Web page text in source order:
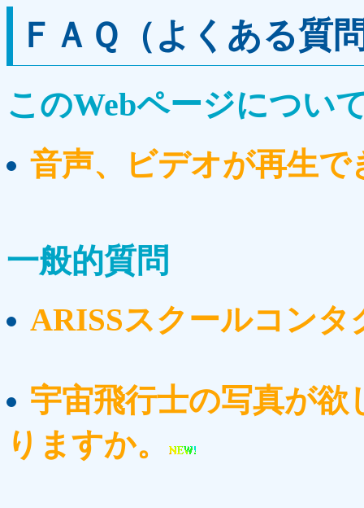
ＦＡＱ（よくある質
このWebページについ
音声、ビデオが再生
一般的質問
ARISSスクールコン
宇宙飛行士の写真が
りますか。